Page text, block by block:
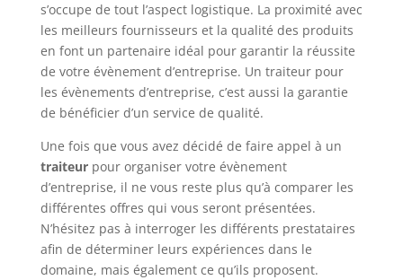
s’occupe de tout l’aspect logistique. La proximité avec
les meilleurs fournisseurs et la qualité des produits
en font un partenaire idéal pour garantir la réussite
de votre évènement d’entreprise. Un traiteur pour
les évènements d’entreprise, c’est aussi la garantie
de bénéficier d’un service de qualité.
Une fois que vous avez décidé de faire appel à un
traiteurpour organiser votre évènement
d’entreprise, il ne vous reste plus qu’à comparer les
différentes offres qui vous seront présentées.
N’hésitez pas à interroger les différents prestataires
afin de déterminer leurs expériences dans le
domaine, mais également ce qu’ils proposent.